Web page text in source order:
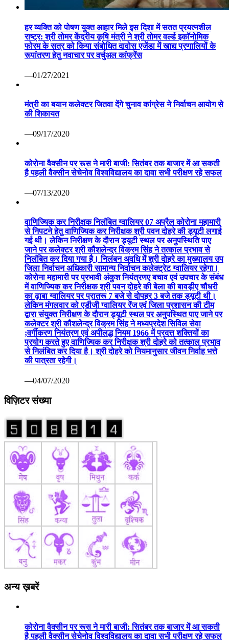
हर व्यक्ति को पोषण युक्त आहार मिले इस दिशा में सतत प्रयत्नशील
राष्ट्र: श्री तोमर केंद्रीय कृषि मंत्री ने श्री तोमर वर्ल्ड इकॉनोमिक
फोरम के सत्र को किया संबोधित दावोस एजेंडा में खाद्य प्रणालियों के
रूपांतरण हेतु नवाचार पर वर्चुअल कांफ्रेंस
—01/27/2021
मंत्री का बयान कलेक्टर जितवा देंगे चुनाव कांग्रेस ने निर्वाचन आयोग से
की शिकायत
—09/17/2020
कोरोना वैक्सीन पर रूस ने मारी बाजी: सितंबर तक बाजार में आ सकती
है पहली वैक्सीन सेचेनोव विश्वविद्यालय का दावा सभी परीक्षण रहे सफल
—07/13/2020
वाणिज्यिक कर निरीक्षक निलंबित ग्वालियर 07 अप्रैल कोरोना महामारी
से निपटने हेतु वाणिज्यिक कर निरीक्षक श्री पवन दोहरे की ड्यूटी लगाई
गई थी। लेकिन निरीक्षण के दौरान ड्यूटी स्थल पर अनुपस्थिति पाए
जाने पर कलेक्टर श्री कौशलेन्द्र विक्रम सिंह ने तत्काल प्रभाव से
निलंबित कर दिया गया है। निलंबन अवधि में श्री दोहरे का मुख्यालय उप
जिला निर्वाचन अधिकारी सामान्य निर्वाचन कलेक्ट्रेट ग्वालियर रहेगा।
कोरोना महामारी पर प्रभावी अंकुश नियंत्रणए बचाव एवं उपचार के संबंध
में वाणिज्यिक कर निरीक्षक श्री पवन दोहरे की बेला की बावड़ीए चौधरी
का ढ़ाबा ग्वालियर पर प्रातरू 7 बजे से दोपहर 3 बजे तक ड्यूटी थी।
लेकिन मंगलवार को एडीजी ग्वालियर रेंज एवं जिला प्रशासन की टीम
द्वारा संयुक्त निरीक्षण के दौरान ड्यूटी स्थल पर अनुपस्थित पाए जाने पर
कलेक्टर श्री कौशलेन्द्र विक्रम सिंह ने मध्यप्रदेश सिविल सेवा
;वर्गीकरण नियंत्रण एवं अपीलद्ध नियम 1966 में प्रदत्त शक्तियों का
प्रयोग करते हुए वाणिज्यिक कर निरीक्षक श्री दोहरे को तत्काल प्रभाव
से निलंबित कर दिया है। श्री दोहरे को नियमानुसार जीवन निर्वाह भत्ते
की पात्रता रहेगी।
—04/07/2020
विज़िटर संख्या
अन्य ख़बरें
कोरोना वैक्सीन पर रूस ने मारी बाजी: सितंबर तक बाजार में आ सकती
है पहली वैक्सीन सेचेनोव विश्वविद्यालय का दावा सभी परीक्षण रहे सफल